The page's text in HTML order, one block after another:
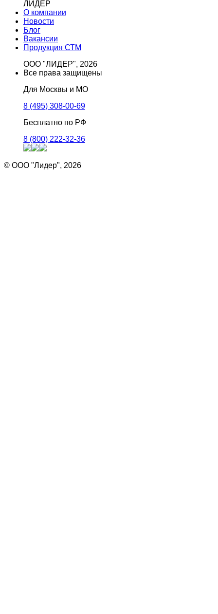
ЛИДЕР
О компании
Новости
Блог
Вакансии
Продукция СТМ
ООО "ЛИДЕР", 2026
Все права защищены
Для Москвы и МО
8 (495) 308-00-69
Бесплатно по РФ
8 (800) 222-32-36
© ООО "Лидер", 2026